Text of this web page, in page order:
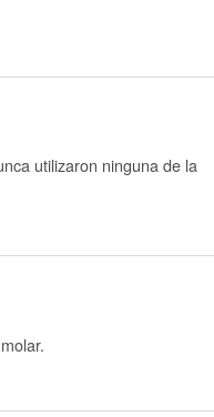
utilizaron ninguna de la